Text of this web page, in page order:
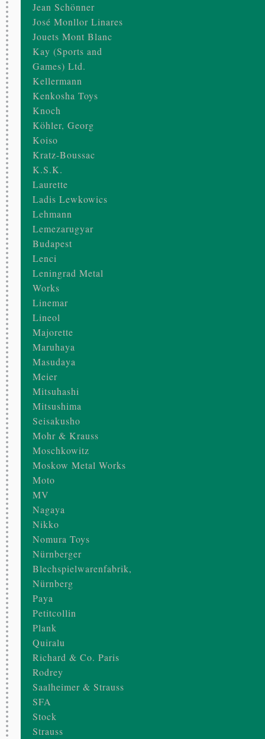
Jean Schönner
José Monllor Linares
Jouets Mont Blanc
Kay (Sports and
Games) Ltd.
Kellermann
Kenkosha Toys
Knoch
Köhler, Georg
Koiso
Kratz-Boussac
K.S.K.
Laurette
Ladis Lewkowics
Lehmann
Lemezarugyar
Budapest
Lenci
Leningrad Metal
Works
Linemar
Lineol
Majorette
Maruhaya
Masudaya
Meier
Mitsuhashi
Mitsushima
Seisakusho
Mohr & Krauss
Moschkowitz
Moskow Metal Works
Moto
MV
Nagaya
Nikko
Nomura Toys
Nürnberger
Blechspielwarenfabrik,
Nürnberg
Paya
Petitcollin
Plank
Quiralu
Richard & Co. Paris
Rodrey
Saalheimer & Strauss
SFA
Stock
Strauss